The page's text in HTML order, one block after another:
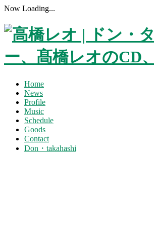
Now Loading...
Home
News
Profile
Music
Schedule
Goods
Contact
Don・takahashi